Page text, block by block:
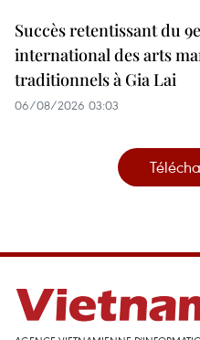
Succès retentissant du
international des arts
traditionnels à Gia Lai
06/08/2026 03:03